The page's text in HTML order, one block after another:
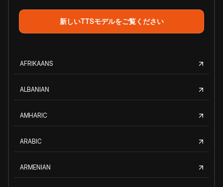
新しいTTSモデルをご覧ください
AFRIKAANS
ALBANIAN
AMHARIC
ARABIC
ARMENIAN